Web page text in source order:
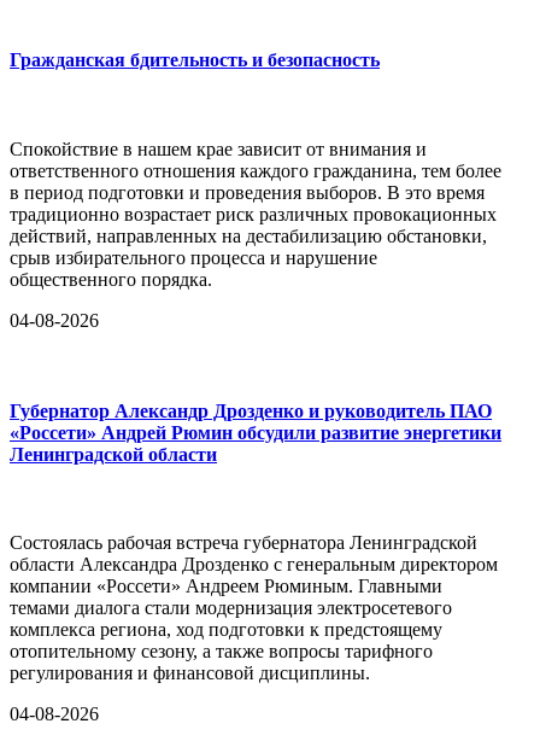
Гражданская бдительность и безопасность
Спокойствие в нашем крае зависит от внимания и
ответственного отношения каждого гражданина, тем более
в период подготовки и проведения выборов. В это время
традиционно возрастает риск различных провокационных
действий, направленных на дестабилизацию обстановки,
срыв избирательного процесса и нарушение
общественного порядка.
04-08-2026
Губернатор Александр Дрозденко и руководитель ПАО
«Россети» Андрей Рюмин обсудили развитие энергетики
Ленинградской области
Состоялась рабочая встреча губернатора Ленинградской
области Александра Дрозденко с генеральным директором
компании «Россети» Андреем Рюминым. Главными
темами диалога стали модернизация электросетевого
комплекса региона, ход подготовки к предстоящему
отопительному сезону, а также вопросы тарифного
регулирования и финансовой дисциплины.
04-08-2026